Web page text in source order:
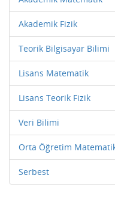
Akademik Fizik
Teorik Bilgisayar Bilimi
Lisans Matematik
Lisans Teorik Fizik
Veri Bilimi
Orta Öğretim
Serbest